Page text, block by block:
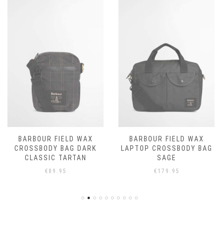
BARBOUR FIELD WAX
CROSSBODY BAG DARK
CLASSIC TARTAN
€ 89.95
BARBOUR FIELD WAX
LAPTOP CROSSBODY BAG
SAGE
€ 179.95